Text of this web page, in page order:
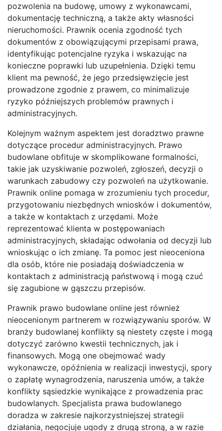
pozwolenia na budowę, umowy z wykonawcami,
dokumentację techniczną, a także akty własności
nieruchomości. Prawnik ocenia zgodność tych
dokumentów z obowiązującymi przepisami prawa,
identyfikując potencjalne ryzyka i wskazując na
konieczne poprawki lub uzupełnienia. Dzięki temu
klient ma pewność, że jego przedsięwzięcie jest
prowadzone zgodnie z prawem, co minimalizuje
ryzyko późniejszych problemów prawnych i
administracyjnych.
Kolejnym ważnym aspektem jest doradztwo prawne
dotyczące procedur administracyjnych. Prawo
budowlane obfituje w skomplikowane formalności,
takie jak uzyskiwanie pozwoleń, zgłoszeń, decyzji o
warunkach zabudowy czy pozwoleń na użytkowanie.
Prawnik online pomaga w zrozumieniu tych procedur,
przygotowaniu niezbędnych wniosków i dokumentów,
a także w kontaktach z urzędami. Może
reprezentować klienta w postępowaniach
administracyjnych, składając odwołania od decyzji lub
wnioskując o ich zmianę. Ta pomoc jest nieoceniona
dla osób, które nie posiadają doświadczenia w
kontaktach z administracją państwową i mogą czuć
się zagubione w gąszczu przepisów.
Prawnik prawo budowlane online jest również
nieocenionym partnerem w rozwiązywaniu sporów. W
branży budowlanej konflikty są niestety częste i mogą
dotyczyć zarówno kwestii technicznych, jak i
finansowych. Mogą one obejmować wady
wykonawcze, opóźnienia w realizacji inwestycji, spory
o zapłatę wynagrodzenia, naruszenia umów, a także
konflikty sąsiedzkie wynikające z prowadzenia prac
budowlanych. Specjalista prawa budowlanego
doradza w zakresie najkorzystniejszej strategii
działania, negocjuje ugody z drugą stroną, a w razie